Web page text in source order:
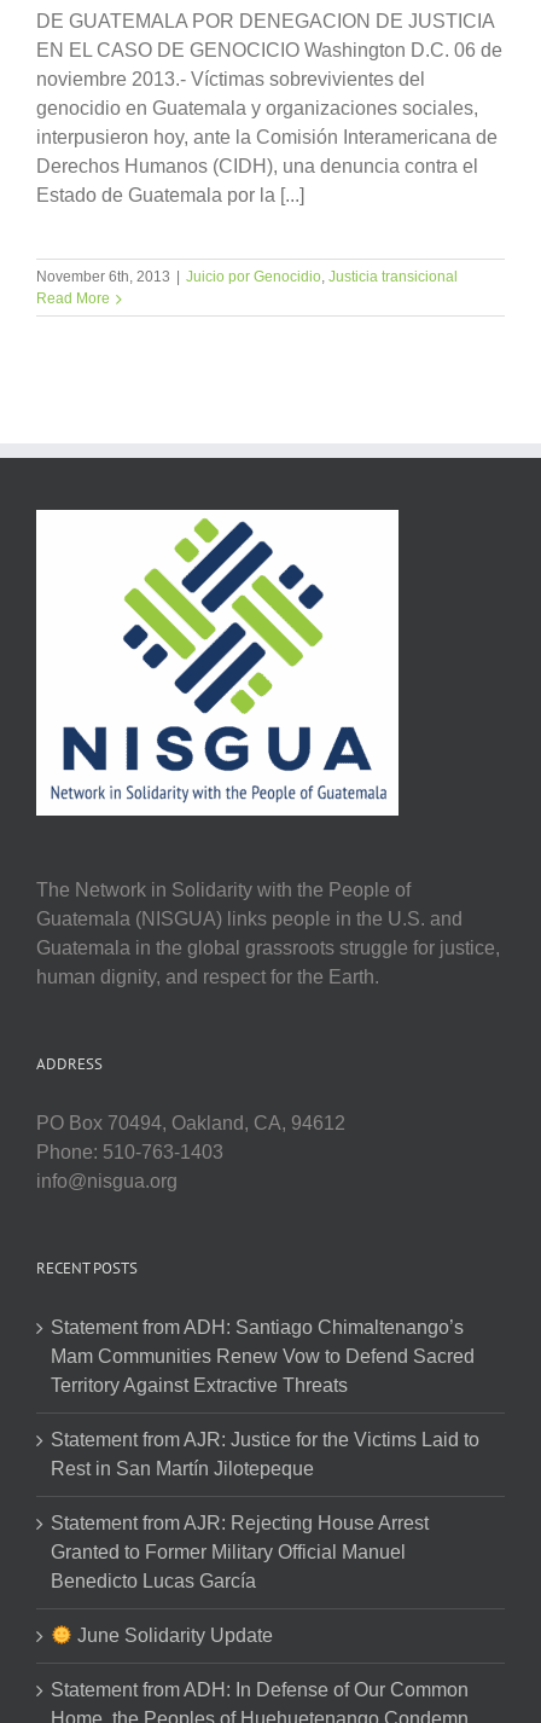
DE GUATEMALA POR DENEGACION DE JUSTICIA
EN EL CASO DE GENOCICIO Washington D.C. 06 de
noviembre 2013.- Víctimas sobrevivientes del
genocidio en Guatemala y organizaciones sociales,
interpusieron hoy, ante la Comisión Interamericana de
Derechos Humanos (CIDH), una denuncia contra el
Estado de Guatemala por la [...]
November 6th, 2013 Juicio por Genocidio, Justicia transicional
Read More
The Network in Solidarity with the People of
Guatemala (NISGUA) links people in the U.S. and
Guatemala in the global grassroots struggle for justice,
human dignity, and respect for the Earth.
ADDRESS
PO Box 70494, Oakland, CA, 94612
Phone: 510-763-1403
info@nisgua.org
RECENT POSTS
Statement from ADH: Santiago Chimaltenango’s
Mam Communities Renew Vow to Defend Sacred
Territory Against Extractive Threats
Statement from AJR: Justice for the Victims Laid to
Rest in San Martín Jilotepeque
Statement from AJR: Rejecting House Arrest
Granted to Former Military Official Manuel
Benedicto Lucas García
June Solidarity Update
Statement from ADH: In Defense of Our Common
Home, the Peoples of Huehuetenango Condemn